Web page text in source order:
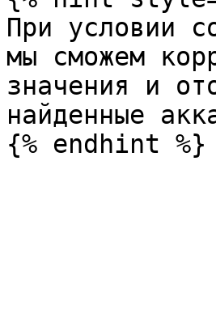
При условии
мы сможем
значения и
найденные